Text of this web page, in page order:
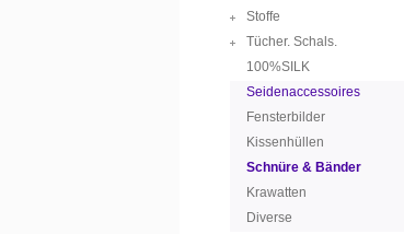
Stoffe
Tücher. Schals.
100%SILK
Seidenaccessoires
Fensterbilder
Kissenhüllen
Schnüre & Bänder
Krawatten
Diverse